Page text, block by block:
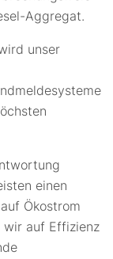
Aggregat.
unser
einen
Ökostrom
wir auf Effizienz